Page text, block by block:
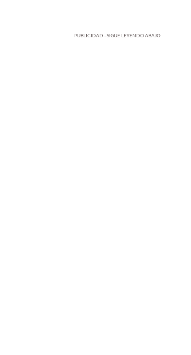
PUBLICIDAD - SIGUE LEYENDO ABAJO